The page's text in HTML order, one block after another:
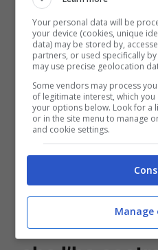
I fans della ballerina e
l’ora di potervi
dopo tanto tempo, la
dal vivo.
indescrivibile!
Natalia
Your personal data will be
your device (cookies, unique
data) may be stored by,
partners, or used specifically
may use precise geolocation
Some vendors may process
of legitimate interest, which
your options below. Look for a
or in the site menu to manage
and cookie settings.
Manage